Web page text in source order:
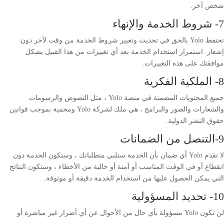
شخص آخر.
7- شروط الخدمة والإنهاء
تحتفظ Yolo بالحق في تحديث وتغيير شروط الخدمة من وقت لآخر دون
إشعار. استمرار استخدام الخدمة بعد أي تغييرات من هذا القبيل يشكل
موافقتك على هذه التغييرات.
8- الملكية الفكرية
جميع المحتويات المضمنة في منصة Yolo ، مثل النصوص والرسومات
والشعارات والصور والبرامج ، هي ملك لشركة Yolo ومحمية بموجب قوانين
حقوق النشر الدولية.
9-التنصل من الضمانات
لا تقدم Yolo
أي ضمان بأن الخدمة ستلبي متطلباتك ، وستكون الخدمة دون
انقطاع أو في الوقت المناسب أو آمنة أو خالية من الأخطاء ، وستكون النتائج
التي يمكن الحصول عليها من استخدام الخدمة دقيقة أو موثوقة.
10- تحديد المسؤولية
لن تكون Yolo مسؤولة بأي حال من الأحوال عن أي أضرار غير مباشرة أو